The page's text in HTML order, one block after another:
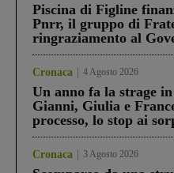
Piscina di Figline
Pnrr, il gruppo di
ringraziamento al
Cronaca 4 Agosto 2026
Un anno fa la strage
Gianni, Giulia e
processo, lo stop ai
Cronaca 3 Agosto 2026